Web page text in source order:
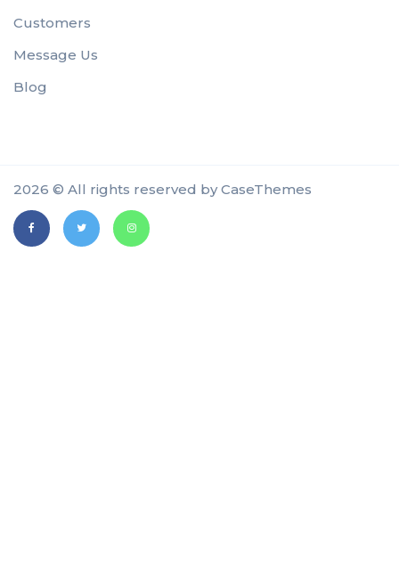
Customers
Message Us
Blog
2026 © All rights reserved byCaseThemes